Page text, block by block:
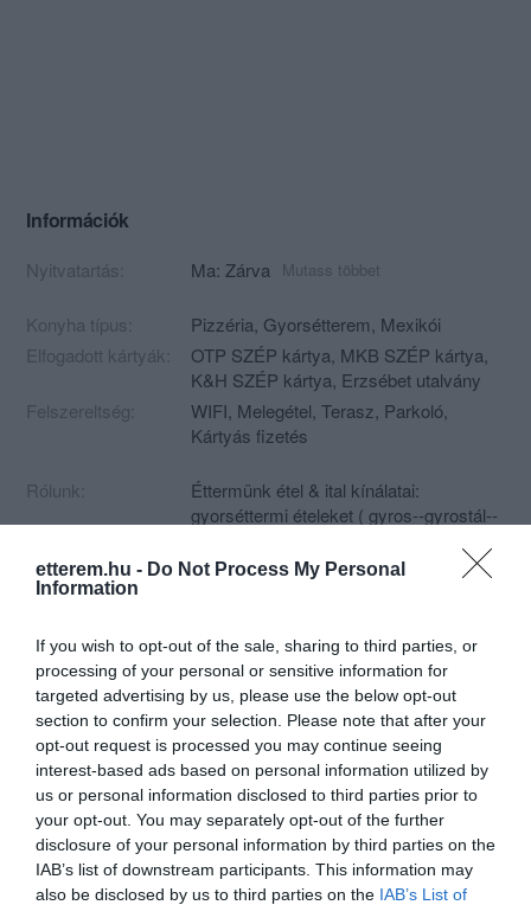
etterem.hu - Do Not Process My Personal
Information
If you wish to opt-out of the sale, sharing to third parties, or
processing of your personal or sensitive information for
targeted advertising by us, please use the below opt-out
section to confirm your selection. Please note that after your
opt-out request is processed you may continue seeing
interest-based ads based on personal information utilized by
us or personal information disclosed to third parties prior to
your opt-out. You may separately opt-out of the further
disclosure of your personal information by third parties on the
IAB’s list of downstream participants. This information may
also be disclosed by us to third parties on the IAB’s List of
Információk
Nyitvatartás: Ma: Zárva Mutass többet
Konyha típus: Pizzéria, Gyorsétterem, Mexikói
Elfogadott kártyák:
OTP SZÉP kártya, MKB SZÉP kártya,
K&H SZÉP kártya, Erzsébet utalvány
Felszereltség:
WIFI, Melegétel, Terasz, Parkoló,
Kártyás fizetés
Rólunk:
Éttermünk étel & ital kínálatai:
gyorséttermi ételeket ( gyros--gyrostál--
taco--quesadillas--nacos--pizza)
sült_panírozott húsok)
italok ( hideg üdítők--kávék--teák stb)
sütemények ( cukrászsütemények)
Mutass többet
Kapcsolat
4600 Kisvárda, Krudy park
+36 30 504 0266
fb.com/Green-Black-228344253982000/